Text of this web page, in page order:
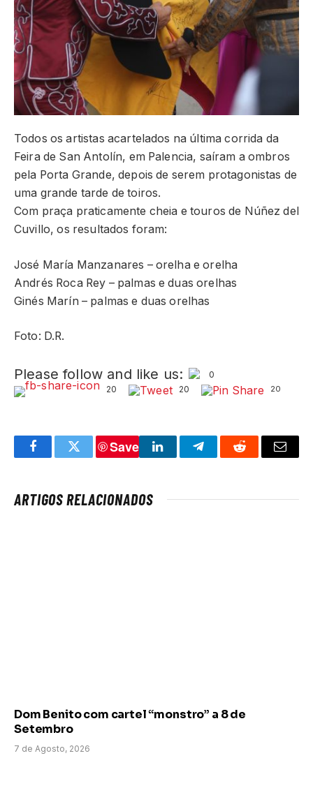
Todos os artistas acartelados na última corrida da
Feira de San Antolín, em Palencia, saíram a ombros
pela Porta Grande, depois de serem protagonistas de
uma grande tarde de toiros.
Com praça praticamente cheia e touros de Núñez del
Cuvillo, os resultados foram:
José María Manzanares – orelha e orelha
Andrés Roca Rey – palmas e duas orelhas
Ginés Marín – palmas e duas orelhas
Foto: D.R.
Please follow and like us:
0
20
20 20
FacebookTwitter
Save
LinkedInTelegramReddit Email
ARTIGOS RELACIONADOS
Dom Benito com cartel “monstro” a 8 de
Setembro
7 de Agosto, 2026